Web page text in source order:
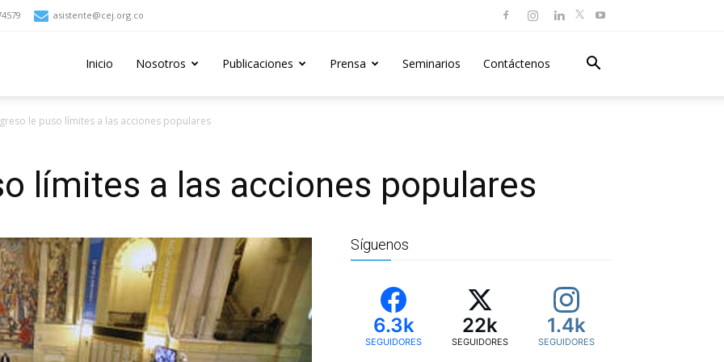
asistente@cej.org.co
Inicio Nosotros Publicaciones Prensa Seminarios Contáctenos
le puso límites a las acciones populares
límites a las acciones populares
Síguenos
6.3k
SEGUIDORES
22k
SEGUIDORES
1.4k
SEGUIDORES